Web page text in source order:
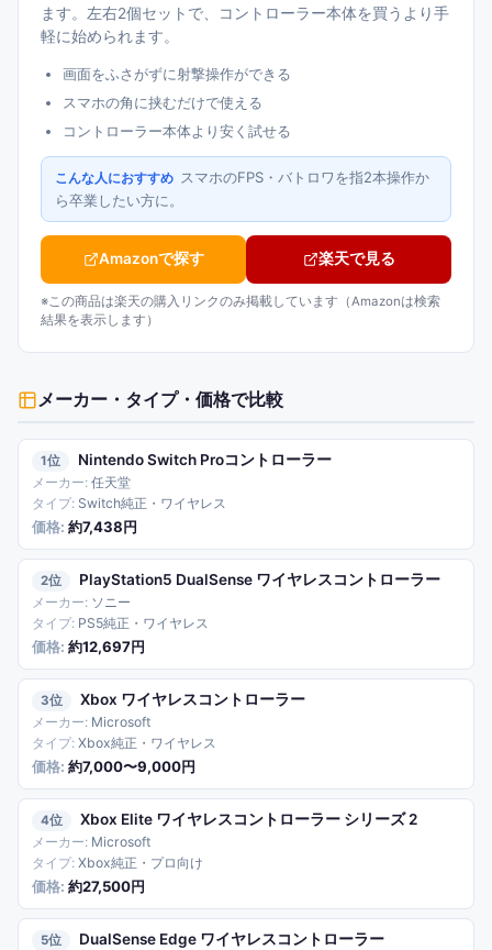
ます。左右2個セットで、コントローラー本体を買うより手
軽に始められます。
画面をふさがずに射撃操作ができる
スマホの角に挟むだけで使える
コントローラー本体より安く試せる
こんな人におすすめ スマホのFPS・バトロワを指2本操作か
ら卒業したい方に。
Amazonで探す 楽天で見る
※この商品は楽天の購入リンクのみ掲載しています（Amazonは検索
結果を表示します）
メーカー・タイプ・価格で比較
1 Nintendo Switch Proコントローラー
任天堂
Switch純正・ワイヤレス
約7,438円
2 PlayStation5 DualSense ワイヤレスコントローラー
ソニー
PS5純正・ワイヤレス
約12,697円
3 Xbox ワイヤレスコントローラー
Microsoft
Xbox純正・ワイヤレス
約7,000〜9,000円
4 Xbox Elite ワイヤレスコントローラー シリーズ 2
Microsoft
Xbox純正・プロ向け
約27,500円
5 DualSense Edge ワイヤレスコントローラー